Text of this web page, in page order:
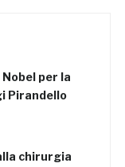
per la
Pirandello
chirurgia